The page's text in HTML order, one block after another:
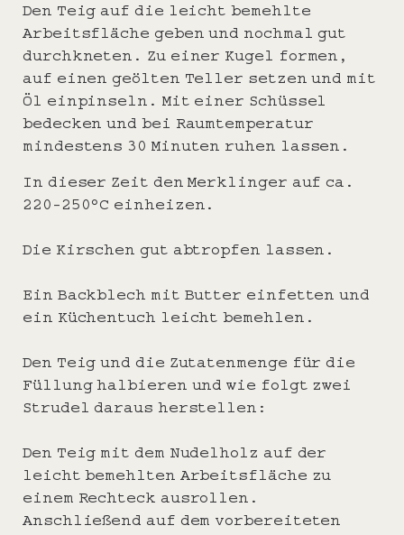
Den Teig auf die leicht bemehlte
Arbeitsfläche geben und nochmal gut
durchkneten. Zu einer Kugel formen,
auf einen geölten Teller setzen und mit
Öl einpinseln. Mit einer Schüssel
bedecken und bei Raumtemperatur
mindestens 30 Minuten ruhen lassen.
In dieser Zeit den Merklinger auf ca.
220-250°C einheizen.
Die Kirschen gut abtropfen lassen.
Ein Backblech mit Butter einfetten und
ein Küchentuch leicht bemehlen.
Den Teig und die Zutatenmenge für die
Füllung halbieren und wie folgt zwei
Strudel daraus herstellen:
Den Teig mit dem Nudelholz auf der
leicht bemehlten Arbeitsfläche zu
einem Rechteck ausrollen.
Anschließend auf dem vorbereiteten